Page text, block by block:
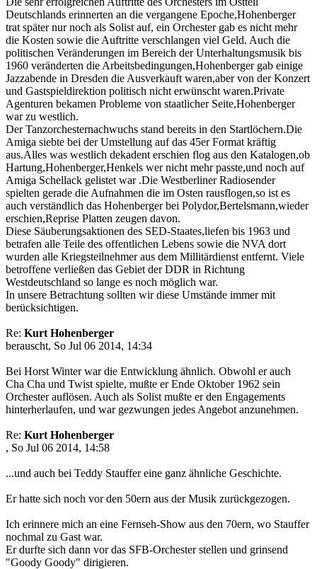
Deutschlands erinnerten an die vergangene Epoche,Hohenberger
trat später nur noch als Solist auf, ein Orchester gab es nicht mehr
die Kosten sowie die Auftritte verschlangen viel Geld. Auch die
politischen Veränderungen im Bereich der Unterhaltungsmusik bis
1960 veränderten die Arbeitsbedingungen,Hohenberger gab einige
Jazzabende in Dresden die Ausverkauft waren,aber von der Konzert
und Gastspieldirektion politisch nicht erwünscht waren.Private
Agenturen bekamen Probleme von staatlicher Seite,Hohenberger
war zu westlich.
Der Tanzorchesternachwuchs stand bereits in den Startlöchern.Die
Amiga siebte bei der Umstellung auf das 45er Format kräftig
aus.Alles was westlich dekadent erschien flog aus den Katalogen,ob
Hartung,Hohenberger,Henkels wer nicht mehr passte,und noch auf
Amiga Schellack gelistet war .Die Westberliner Radiosender
spielten gerade die Aufnahmen die im Osten rausflogen,so ist es
auch verständlich das Hohenberger bei Polydor,Bertelsmann,wieder
erschien,Reprise Platten zeugen davon.
Diese Säuberungsaktionen des SED-Staates,liefen bis 1963 und
betrafen alle Teile des offentlichen Lebens sowie die NVA dort
wurden alle Kriegsteilnehmer aus dem Millitärdienst entfernt. Viele
betroffene verließen das Gebiet der DDR in Richtung
Westdeutschland so lange es noch möglich war.
In unsere Betrachtung sollten wir diese Umstände immer mit
berücksichtigen.
Re: Kurt Hohenberger
berauscht, So Jul 06 2014, 14:34
Bei Horst Winter war die Entwicklung ähnlich. Obwohl er auch
Cha Cha und Twist spielte, mußte er Ende Oktober 1962 sein
Orchester auflösen. Auch als Solist mußte er den Engagements
hinterherlaufen, und war gezwungen jedes Angebot anzunehmen.
Re: Kurt Hohenberger
, So Jul 06 2014, 14:58
...und auch bei Teddy Stauffer eine ganz ähnliche Geschichte.
Er hatte sich noch vor den 50ern aus der Musik zurückgezogen.
Ich erinnere mich an eine Fernseh-Show aus den 70ern, wo Stauffer
nochmal zu Gast war.
Er durfte sich dann vor das SFB-Orchester stellen und grinsend
"Goody Goody" dirigieren.